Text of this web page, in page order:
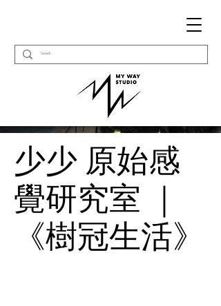
少少 原始感
覺研究室 ｜
《樹冠生活》